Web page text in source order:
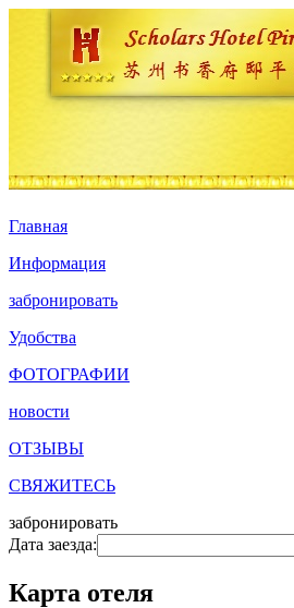
Главная
Информация
забронировать
Удобства
ФОТОГРАФИИ
новости
ОТЗЫВЫ
СВЯЖИТЕСЬ
забронировать
Дата заезда:
Карта отеля